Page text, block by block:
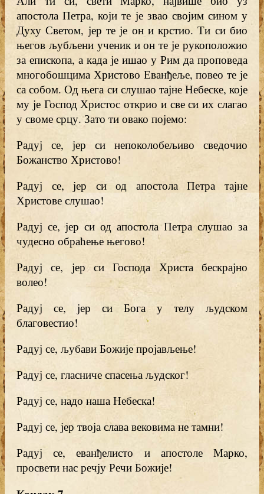
апостола Петра, који те је звао својим сином у
Духу Светом, јер те је он и крстио. Ти си био
његов љубљени ученик и он те је рукоположио
за епископа, а када је ишао у Рим да проповеда
многобошцима Христово Еванђеље, повео те је
са собом. Од њега си слушао тајне Небеске, које
му је Господ Христос открио и све си их слагао
у своме срцу. Зато ти овако појемо:
Радуј се, јер си непоколобељиво сведочио
Божанство Христово!
Радуј се, јер си од апостола Петра тајне
Христове слушао!
Радуј се, јер си од апостола Петра слушао за
чудесно обраћење његово!
Радуј се, јер си Господа Христа бескрајно
волео!
Радуј се, јер си Бога у телу људском
благовестио!
Радуј се, љубави Божије пројављење!
Радуј се, гласниче спасења људског!
Радуј се, надо наша Небеска!
Радуј се, јер твоја слава вековима не тамни!
Радуј се, еванђелисто и апостоле Марко,
просвети нас речју Речи Божије!